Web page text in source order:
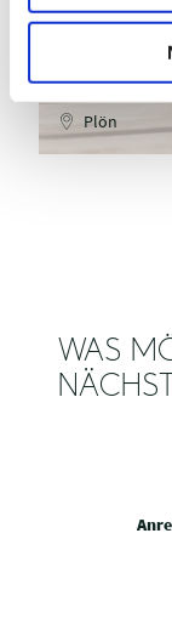
ANLEGER
Plön
WAS